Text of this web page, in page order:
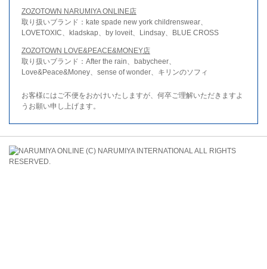
ZOZOTOWN NARUMIYA ONLINE店
取り扱いブランド：kate spade new york childrenswear、
LOVETOXIC、kladskap、by loveit、Lindsay、BLUE CROSS
ZOZOTOWN LOVE&PEACE&MONEY店
取り扱いブランド：After the rain、babycheer、
Love&Peace&Money、sense of wonder、キリンのソフィ
お客様にはご不便をおかけいたしますが、何卒ご理解いただきますよ
うお願い申し上げます。